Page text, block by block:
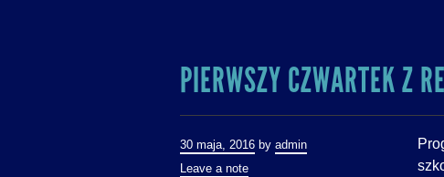
PIERWSZY CZWARTEK Z
30 maja, 2016 by admin
Leave a note